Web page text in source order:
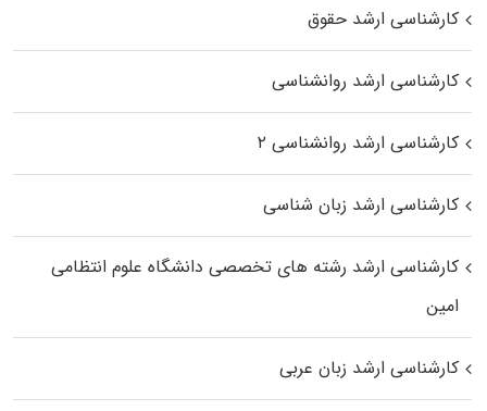
کارشناسی ارشد حقوق
کارشناسی ارشد روانشناسی
کارشناسی ارشد روانشناسی ۲
کارشناسی ارشد زبان شناسی
کارشناسی ارشد رﺷﺘﻪ ﻫﺎی تخصصی داﻧﺸﮕﺎه ﻋﻠﻮم انتظامی
اﻣﻴﻦ
کارشناسی ارشد زبان عربی